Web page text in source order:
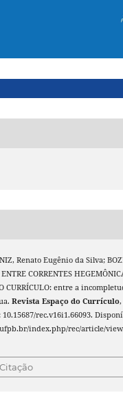
Renato Eugênio da Silva;
CORRENTES
CURRÍCULO: entre a
Revista Espaço do Currículo,
10.15687/rec.v16i1.66093.
index.php/rec/article/view/